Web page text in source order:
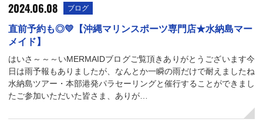
2024.06.08 ブログ
直前予約も◎💛【沖縄マリンスポーツ専門店★水納島マー
メイド】
はいさ～～～いMERMAIDブログご覧頂きありがとうございます今
日は雨予報もありましたが、なんとか一瞬の雨だけで耐えましたね
水納島ツアー・本部港発パラセーリングと催行することができまし
たご参加いただいた皆さま、ありが…